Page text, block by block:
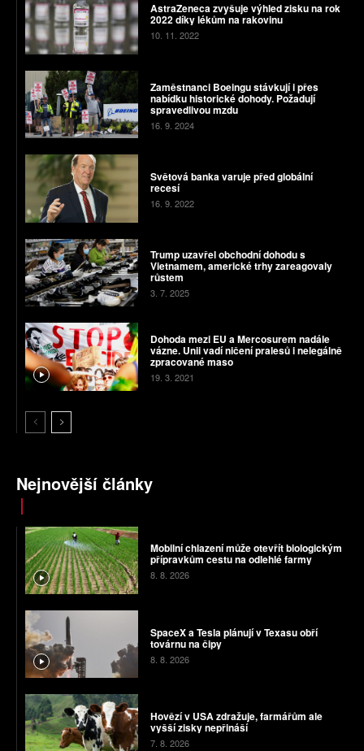
AstraZeneca zvyšuje výhled zisku na rok
2022 díky lékům na rakovinu
10. 11. 2022
Zaměstnanci Boeingu stávkují i přes
nabídku historické dohody. Požadují
spravedlivou mzdu
16. 9. 2024
Světová banka varuje před globální
recesí
16. 9. 2022
Trump uzavřel obchodní dohodu s
Vietnamem, americké trhy zareagovaly
růstem
3. 7. 2025
Dohoda mezi EU a Mercosurem nadále
vázne. Unii vadí ničení pralesů i nelegálně
zpracované maso
19. 3. 2021
Nejnovější články
Mobilní chlazení může otevřít biologickým
přípravkům cestu na odlehlé farmy
8. 8. 2026
SpaceX a Tesla plánují v Texasu obří
továrnu na čipy
8. 8. 2026
Hovězí v USA zdražuje, farmářům ale
vyšší zisky nepřináší
7. 8. 2026